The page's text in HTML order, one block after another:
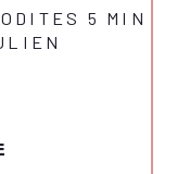
5 MIN